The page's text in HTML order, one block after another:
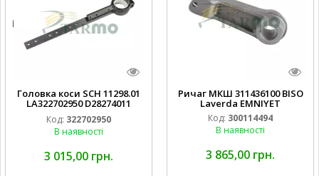
Головка коси SCH 11298.01
LA322702950 D28274011
EMNIYET
Код: 322702950
В наявності
3 015,00 грн.
Ричаг МКШ 311436100 BISO
Laverda EMNIYET
Код: 300114494
В наявності
3 865,00 грн.